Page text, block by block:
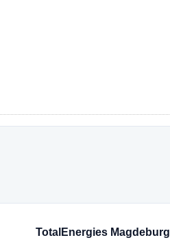
TotalEnergies Magdeburg